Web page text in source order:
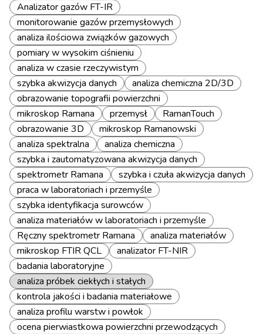
Analizator gazów FT-IR
monitorowanie gazów przemysłowych
analiza ilościowa związków gazowych
pomiary w wysokim ciśnieniu
analiza w czasie rzeczywistym
szybka akwizycja danych
analiza chemiczna 2D/3D
obrazowanie topografii powierzchni
mikroskop Ramana
przemysł
RamanTouch
obrazowanie 3D
mikroskop Ramanowski
analiza spektralna
analiza chemiczna
szybka i zautomatyzowana akwizycja danych
spektrometr Ramana
szybka i czuła akwizycja danych
praca w laboratoriach i przemyśle
szybka identyfikacja surowców
analiza materiałów w laboratoriach i przemyśle
Ręczny spektrometr Ramana
analiza materiałów
mikroskop FTIR QCL
analizator FT-NIR
badania laboratoryjne
analiza próbek ciekłych i stałych
kontrola jakości i badania materiałowe
analiza profilu warstw i powłok
ocena pierwiastkowa powierzchni przewodzących